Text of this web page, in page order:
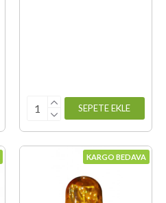
SEPETE EKLE
KARGO BEDAVA